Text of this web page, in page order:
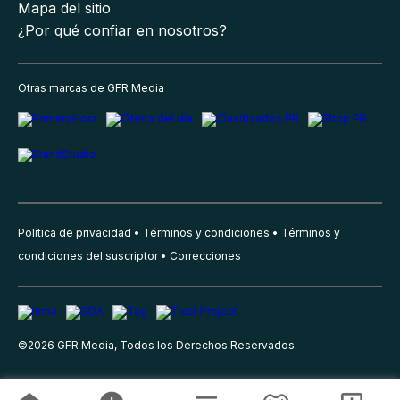
Mapa del sitio
¿Por qué confiar en nosotros?
Otras marcas de GFR Media
Política de privacidad Términos y condiciones
Términos y
condiciones del suscriptor
Correcciones
©2026 GFR Media, Todos los Derechos Reservados.